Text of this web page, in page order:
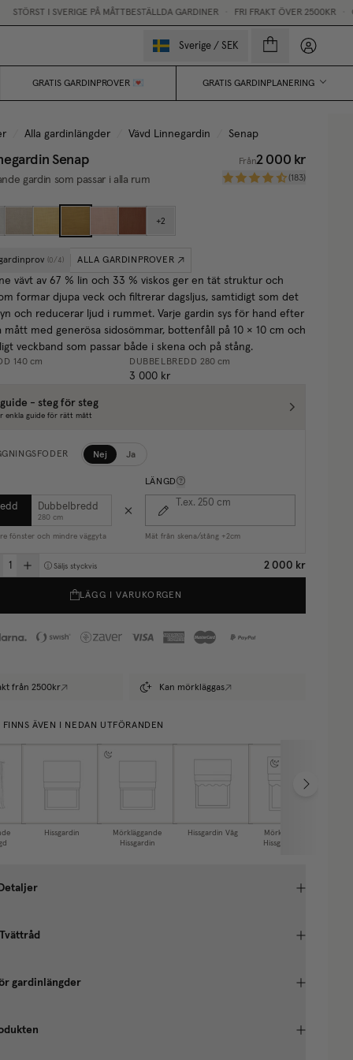
SVERIGE PÅ MÅTTBESTÄLLDA GARDINER • FRI FRAKT ÖVER 2500KR • GRATIS
Sverige / SEK Mina
GRATIS GARDINPROVER 💌 GRATIS GARDINPLANERING
Alla gardinlängder Vävd Linnegardin Senap
Senap
gardin som passar i alla rum
Från2 000 kr
(183)
+2
( 0/ 4) ALLA GARDINPROVER
vävt av 67 % lin och 33 % viskos ger en tät struktur och
formar djupa veck och filtrerar dagsljus, samtidigt som det
och reducerar ljud i rummet. Varje gardin sys för hand efter
mått med generösa sidosömmar, bottenfåll på 10 × 10 cm och
veckband som passar både i skena och på stång.
140 cm DUBBELBREDD 280 cm
3 000 kr
- steg för steg
enkla guide för rätt mått
Nej Ja
Dubbelbredd
280 cm
fönster och mindre väggyta
LÄNGD
T.ex. 250 cm
Mät från skena/stång +2cm
Säljs styckvis 2 000 kr
LÄGG I VARUKORGEN
från 2500kr Kan mörkläggas
FINNS ÄVEN I NEDAN UTFÖRANDEN
Hissgardin
Mörkläggande
Hissgardin
Hissgardin Våg
Mörkläggande
Hissgardin Våg
gardinlängder